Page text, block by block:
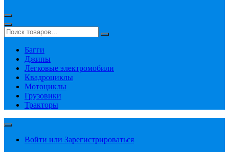
Багги
Джипы
Легковые электромобили
Квадроциклы
Мотоциклы
Грузовики
Тракторы
Войти или Зарегистрироваться